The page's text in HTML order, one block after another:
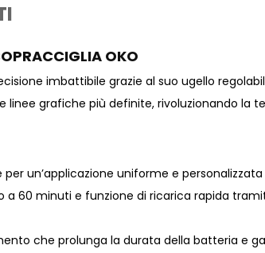
OKO
imbattibile grazie al suo ugello
grafiche più definite, rivoluzionando la
un’applicazione uniforme e
60 minuti e funzione di ricarica rapida
che prolunga la durata della batteria e